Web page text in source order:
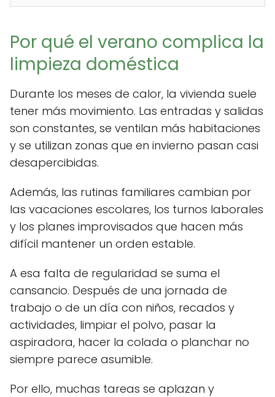
Por qué el verano complica la
limpieza doméstica
Durante los meses de calor, la vivienda suele
tener más movimiento. Las entradas y salidas
son constantes, se ventilan más habitaciones
y se utilizan zonas que en invierno pasan casi
desapercibidas.
Además, las rutinas familiares cambian por
las vacaciones escolares, los turnos laborales
y los planes improvisados que hacen más
difícil mantener un orden estable.
A esa falta de regularidad se suma el
cansancio. Después de una jornada de
trabajo o de un día con niños, recados y
actividades, limpiar el polvo, pasar la
aspiradora, hacer la colada o planchar no
siempre parece asumible.
Por ello, muchas tareas se aplazan y